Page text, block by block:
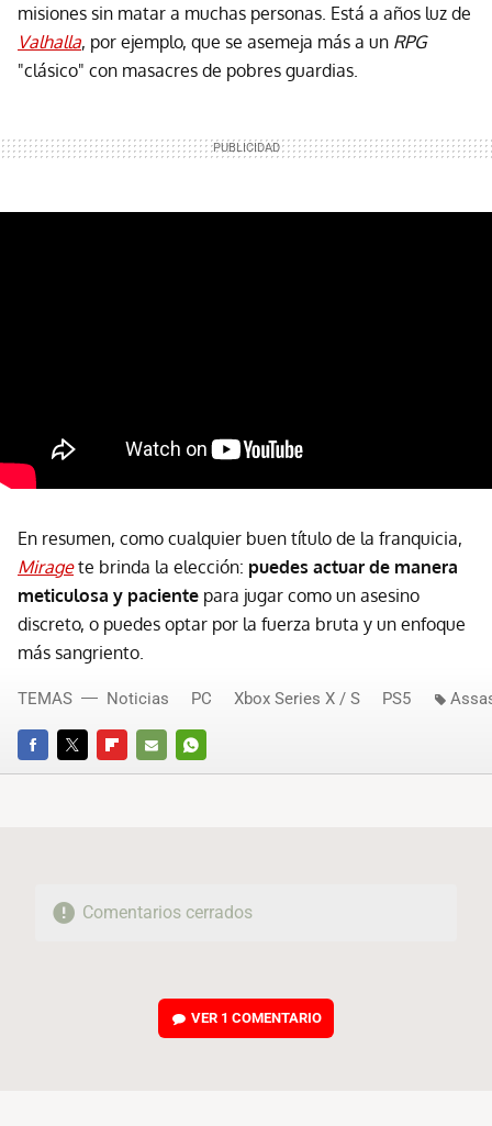
misiones sin matar a muchas personas. Está a años luz de
Valhalla, por ejemplo, que se asemeja más a un RPG
"clásico" con masacres de pobres guardias.
En resumen, como cualquier buen título de la franquicia,
Mirage te brinda la elección: puedes actuar de manera
meticulosa y paciente para jugar como un asesino
discreto, o puedes optar por la fuerza bruta y un enfoque
más sangriento.
FACEBOOKTWITTERFLIPBOARD
E-
WHATSAPP
TEMAS Noticias PC Xbox Series X / S PS5
Comentarios cerrados
VER 1 COMENTARIO